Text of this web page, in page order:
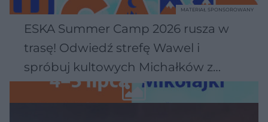
ESKA Summer Camp 2026 rusza w
trasę! Odwiedź strefę Wawel i
spróbuj kultowych Michałków z
Wawelu
MATERIAŁ SPONSOROWANY